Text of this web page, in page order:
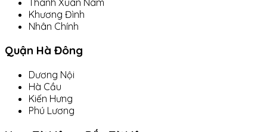
Khương Đình
Nhân Chính
Quận Hà Đông
Dương Nội
Hà Cầu
Kiến Hưng
Phú Lương